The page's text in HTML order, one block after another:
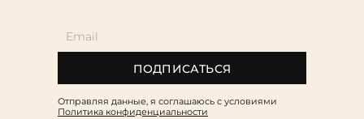
ПОДПИСАТЬСЯ
Отправляя данные, я соглашаюсь c условиями
Политика конфиденциальности